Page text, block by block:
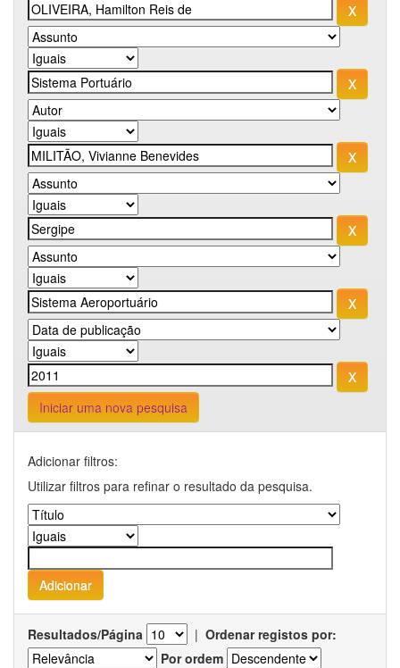
Iniciar uma nova pesquisa
Adicionar filtros:
Utilizar filtros para refinar o resultado da pesquisa.
Resultados/Página | Ordenar registos por:
Por ordem